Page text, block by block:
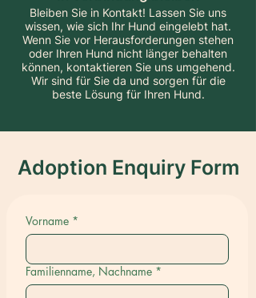
Bleiben Sie in Kontakt! Lassen Sie uns
wissen, wie sich Ihr Hund eingelebt hat.
Wenn Sie vor Herausforderungen stehen
oder Ihren Hund nicht länger behalten
können, kontaktieren Sie uns umgehend.
Wir sind für Sie da und sorgen für die
beste Lösung für Ihren Hund.
Adoption Enquiry Form
Vorname *
Familienname, Nachname *